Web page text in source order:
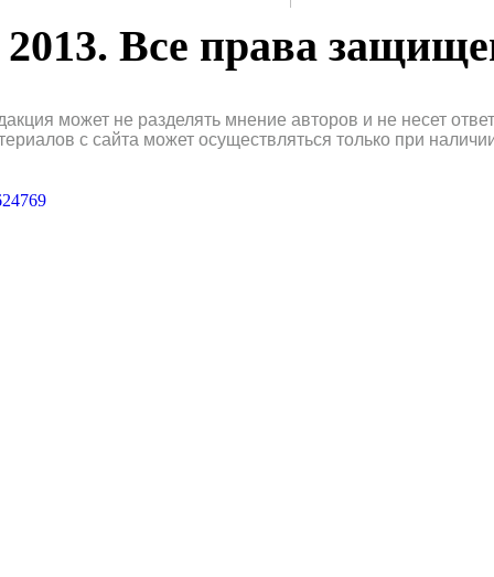
2013. Все права
может не разделять мнение авторов и не несет
с сайта может осуществляться только при